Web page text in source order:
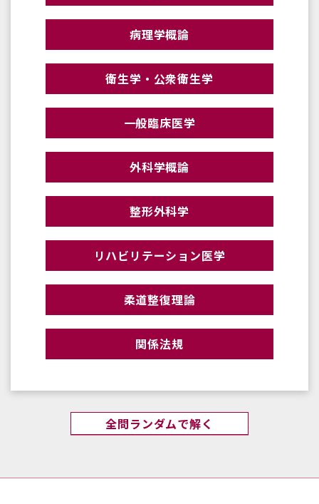
病理学概論
衛生学・公衆衛生学
一般臨床医学
外科学概論
整形外科学
リハビリテーション医学
柔道整復理論
関係法規
全問ランダムで解く